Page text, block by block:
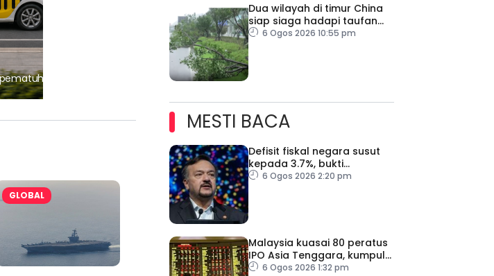
Ajinomoto (Malaysia) Berhad Perkasa SCORE Marathon 2026 Melalui Kerjasama
GLOBAL
Dua wilayah di timur China
siap siaga hadapi taufan
Dolphin
6 Ogos 2026 10:55 pm
MESTI BACA
Defisit fiskal negara susut
kepada 3.7%, bukti
keyakinan pelabur masih
6 Ogos 2026 2:20 pm
Malaysia kuasai 80 peratus
IPO Asia Tenggara, kumpul
AS$1.4 bilion separuh
6 Ogos 2026 1:32 pm